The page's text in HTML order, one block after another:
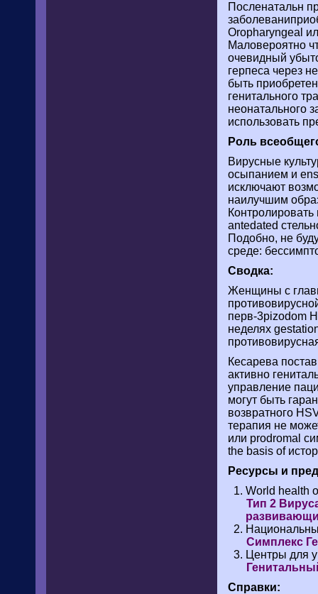
Посленатальн
Oropharyngeal
Маловероятно
очевидный
герпеса через
быть
генитального
неонатального
использовать
Роль
Вирусные
осыпанием и
исключают
наилучшим
antedated
Подобно, не
среде:
Сводка:
Женщины с
перв-3pizodom
неделях
Кесарева
активно
управление
могут быть
возвратного
терапия не
или prodromal
the basis of
Ресурсы и
World health
Тип 2
Симплекс
Центры для
Справки: